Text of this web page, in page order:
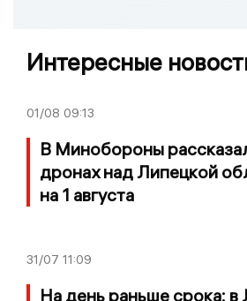
Интересные
01/08 09:13
В Минобороны
дронах над Липецкой
на 1 августа
31/07 11:09
На день раньше срока: в